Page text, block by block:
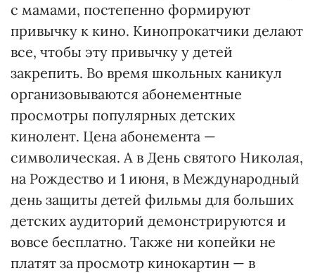
с мамами, постепенно формируют
привычку к кино. Кинопрокатчики делают
все, чтобы эту привычку у детей
закрепить. Во время школьных каникул
организовываются абонементные
просмотры популярных детских
кинолент. Цена абонемента —
символическая. А в День святого Николая,
на Рождество и 1 июня, в Международный
день защиты детей фильмы для больших
детских аудиторий демонстрируются и
вовсе бесплатно. Также ни копейки не
платят за просмотр кинокартин — в